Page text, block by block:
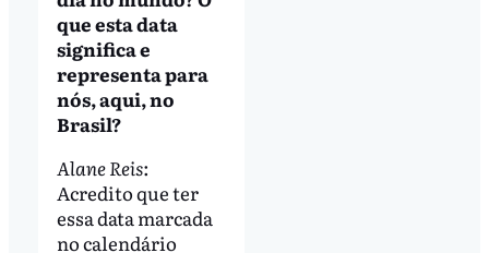
que esta data
significa e
representa para
nós, aqui, no
Brasil?
Alane Reis:
Acredito que ter
essa data marcada
no calendário